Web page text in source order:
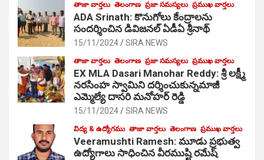
తాజా వార్తలు తెలంగాణ ప్రజా సమస్యలు ప్రముఖ వార్తలు
ADA Srinath: కొనుగోలు కేంద్రాల‌ను
సంద‌ర్శించిన డివిజనల్ ఏడీఏ శ్రీనాథ్
15/11/2024 SIRA NEWS
తాజా వార్తలు తెలంగాణ ప్రజా సమస్యలు ప్రముఖ వార్తలు
EX MLA Dasari Manohar Reddy: శ్రీ లక్ష్మీ
నరసింహ స్వామిని దర్శించుకున్నమాజీ
ఎమ్మెల్యే దాసరి మనోహర్ రెడ్డి
15/11/2024 SIRA NEWS
విద్య & ఉద్యోగము తాజా వార్తలు తెలంగాణ ప్రముఖ వార్తలు
Veeramushti Ramesh: మూడు ప్రభుత్వ
ఉద్యోగాలు సాధించిన వీరముష్టి రమేష్